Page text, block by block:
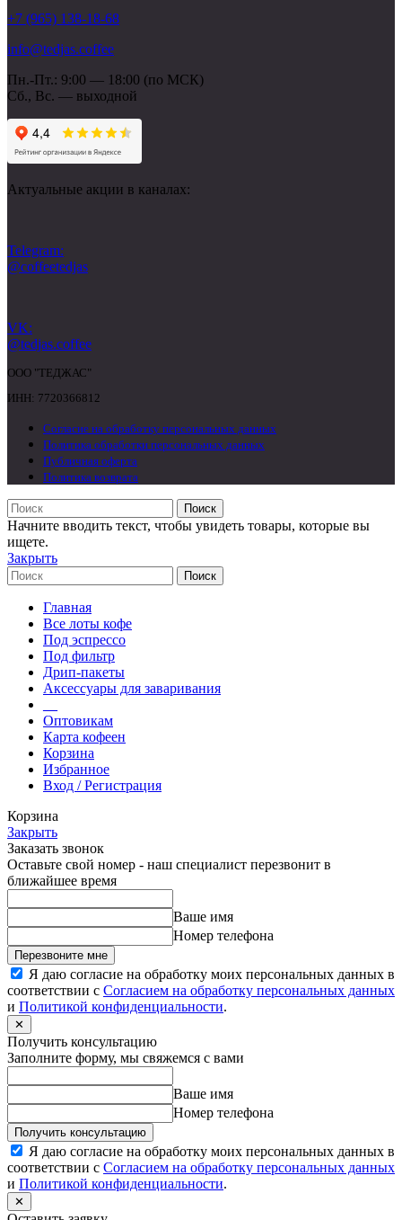
+7 (965) 138-18-68
info@tedjas.coffee
Пн.-Пт.: 9:00 — 18:00 (по МСК)
Сб., Вс. — выходной
Актуальные акции в каналах:
Telegram:
@coffeetedjas
VK:
@tedjas.coffee
ООО "ТЕДЖАС"
ИНН: 7720366812
Согласие на обработку персональных данных
Политика обработки персональных данных
Публичная оферта
Политика возврата
Поиск
Начните вводить текст, чтобы увидеть товары, которые вы
ищете.
Закрыть
Поиск
Главная
Все лоты кофе
Под эспрессо
Под фильтр
Дрип-пакеты
Аксессуары для заваривания
Оптовикам
Карта кофеен
Корзина
Избранное
Вход / Регистрация
Корзина
Закрыть
Заказать звонок
Оставьте свой номер - наш специалист перезвонит в
ближайшее время
Ваше имя
Номер телефона
Перезвоните мне
Я даю согласие на обработку моих персональных данных в
соответствии с Согласием на обработку персональных данных
и Политикой конфиденциальности.
✕
Получить консультацию
Заполните форму, мы свяжемся с вами
Ваше имя
Номер телефона
Получить консультацию
Я даю согласие на обработку моих персональных данных в
соответствии с Согласием на обработку персональных данных
и Политикой конфиденциальности.
✕